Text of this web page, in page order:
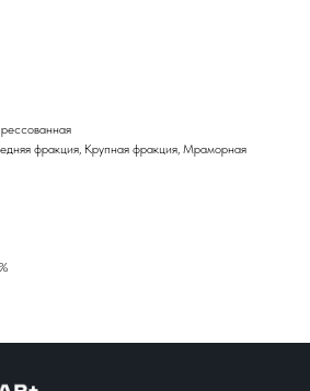
фракция, Крупная фракция, Мраморная